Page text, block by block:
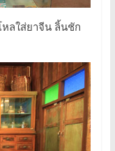
ลใส่ยาจีน ลิ้นชัก